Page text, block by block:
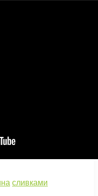
сливками